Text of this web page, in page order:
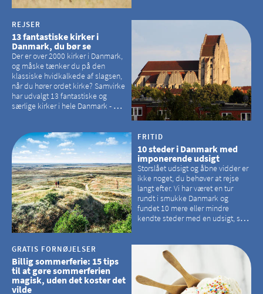
REJSER
13 fantastiske kirker i
Danmark, du bør se
Der er over 2000 kirker i Danmark,
og måske tænker du på den
klassiske hvidkalkede af slagsen,
når du hører ordet kirke? Samvirke
har udvalgt 13 fantastiske og
særlige kirker i hele Danmark - og
hvilke kirker, der er en omvej værd
FRITID
10 steder i Danmark med
imponerende udsigt
Storslået udsigt og åbne vidder er
ikke noget, du behøver at rejse
langt efter. Vi har været en tur
rundt i smukke Danmark og
fundet 10 mere eller mindre
kendte steder med en udsigt, som
GRATIS FORNØJELSER
Billig sommerferie: 15 tips
til at gøre sommerferien
magisk, uden det koster det
vilde